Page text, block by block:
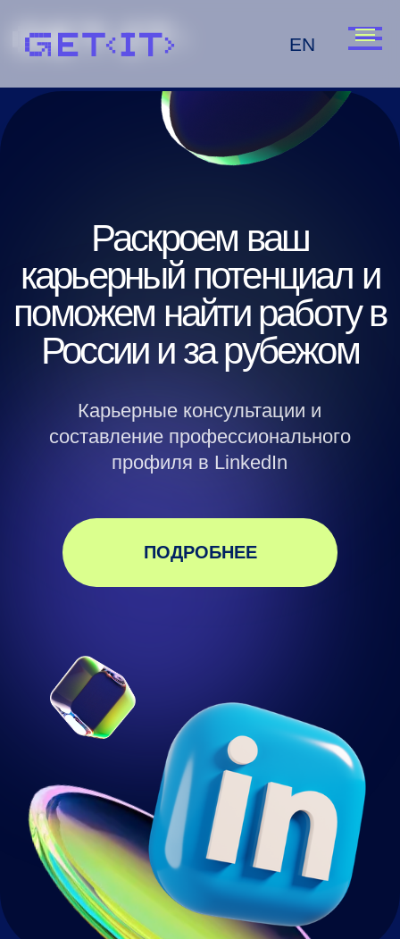
Раскроем ваш
поможем найти работу в
России и за рубежом
Карьерные консультации и
составление профессионального
профиля в LinkedIn
Почему ваша
карьера буксует?